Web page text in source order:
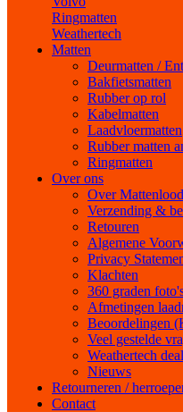
Ringmatten
Weathertech
Matten
Deurmatten /
Bakfietsmatten
Rubber op rol
Kabelmatten
Laadvloermatten
Rubber matten
Ringmatten
Over ons
Over
Verzending &
Retouren
Algemene
Privacy
Klachten
360 graden
Afmetingen
Beoordelingen
Veel gestelde
Weathertech
Nieuws
Retourneren /
Contact